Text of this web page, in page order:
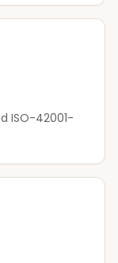
ISO-42001-